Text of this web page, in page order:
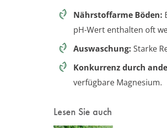
Nährstoffarme Böden:
pH-Wert enthalten oft
Auswaschung: Starke
Konkurrenz durch
verfügbare Magnesium.
Lesen Sie auch